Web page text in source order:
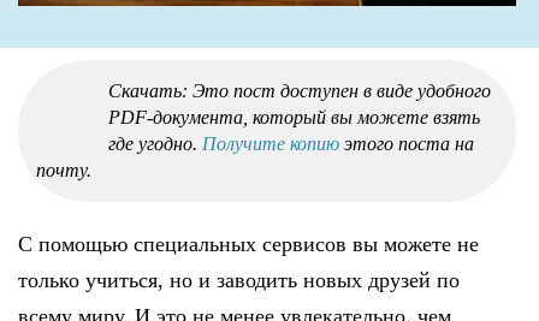
Скачать: Это пост доступен в виде удобного
PDF-документа, который вы можете взять
где угодно. Получите копию этого поста на
почту.
С помощью специальных сервисов вы можете не
только учиться, но и заводить новых друзей по
всему миру. И это не менее увлекательно, чем